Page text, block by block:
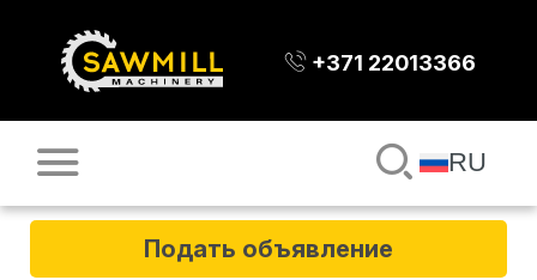
+371 22013366
RU
Подать объявление